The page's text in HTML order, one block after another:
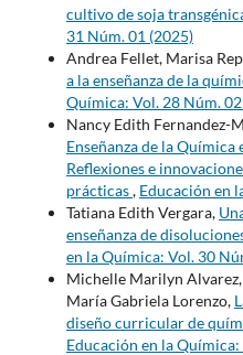
cultivo de soja
31 Núm. 01 (2025)
Andrea Fellet, Marisa
a la enseñanza de la
Química: Vol. 28 Núm.
Nancy Edith Fernandez-
Enseñanza de la
Reflexiones e
prácticas, Educación en
Tatiana Edith Vergara,
enseñanza de
en la Química: Vol. 30
Michelle Marilyn Alvarez,
María Gabriela Lorenzo,
diseño curricular de
Educación en la